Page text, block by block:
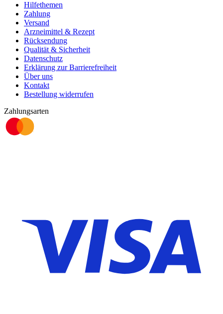
Hilfethemen
Zahlung
Versand
Arzneimittel & Rezept
Rücksendung
Qualität & Sicherheit
Datenschutz
Erklärung zur Barrierefreiheit
Über uns
Kontakt
Bestellung widerrufen
Zahlungsarten